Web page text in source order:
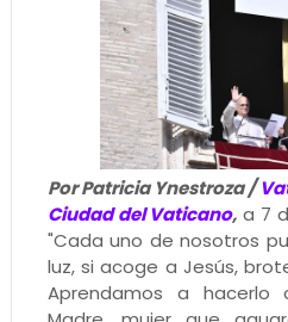
Por Patricia Ynestroza /
Ciudad del Vaticano, a 7
"Cada uno de nosotros
luz, si acoge a Jesús,
Aprendamos a